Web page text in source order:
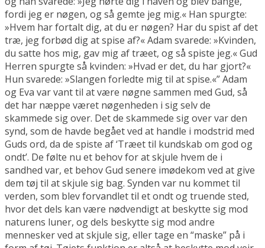
fordi jeg er nøgen, og så gemte jeg mig.« Han spurgte:
»Hvem har fortalt dig, at du er nøgen? Har du spist af det
træ, jeg forbød dig at spise af?« Adam svarede: »Kvinden,
du satte hos mig, gav mig af træet, og så spiste jeg.« Gud
Herren spurgte så kvinden: »Hvad er det, du har gjort?«
Hun svarede: »Slangen forledte mig til at spise.«” Adam
og Eva var vant til at være nøgne sammen med Gud, så
det har næppe været nøgenheden i sig selv de
skammede sig over. Det de skammede sig over var den
synd, som de havde begået ved at handle i modstrid med
Guds ord, da de spiste af ‘Træet til kundskab om god og
ondt’. De følte nu et behov for at skjule hvem de i
sandhed var, et behov Gud senere imødekom ved at give
dem tøj til at skjule sig bag. Synden var nu kommet til
verden, som blev forvandlet til et ondt og truende sted,
hvor det dels kan være nødvendigt at beskytte sig mod
naturens luner, og dels beskytte sig mod andre
mennesker ved at skjule sig, eller tage en “maske” på i